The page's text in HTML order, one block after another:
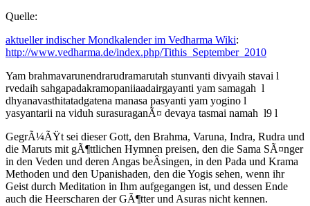
Quelle:
aktueller indischer Mondkalender im Vedharma Wiki:
http://www.vedharma.de/index.php/Tithis_September_2010
Yam brahmavarunendrarudramarutah stunvanti divyaih stavai l
rvedaih sahgapadakramopaniiaadairgayanti yam samagah l
dhyanavasthitatadgatena manasa pasyanti yam yogino l
yasyantarii na viduh surasuraganÃ¤ devaya tasmai namah l9 l
GegrÃ¼ÃŸt sei dieser Gott, den Brahma, Varuna, Indra, Rudra und
die Maruts mit gÃ¶ttlichen Hymnen preisen, den die Sama SÃ¤nger
in den Veden und deren Angas beÂ­singen, in den Pada und Krama
Methoden und den Upanishaden, den die Yogis sehen, wenn ihr
Geist durch Meditation in Ihm aufgegangen ist, und dessen Ende
auch die Heerscharen der GÃ¶tter und Asuras nicht kennen.